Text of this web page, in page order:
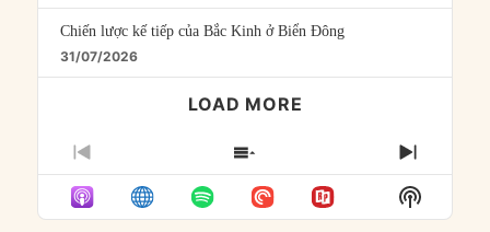
Chiến lược kế tiếp của Bắc Kinh ở Biển Đông
31/07/2026
LOAD MORE
PREVIOUS
EPISODE
SHOW
EPISODES
LIST
NEXT
Show
Podcast